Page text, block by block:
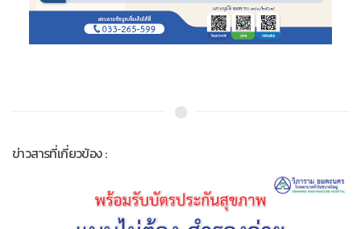
ข่าวสารที่เกี่ยวข้อง :